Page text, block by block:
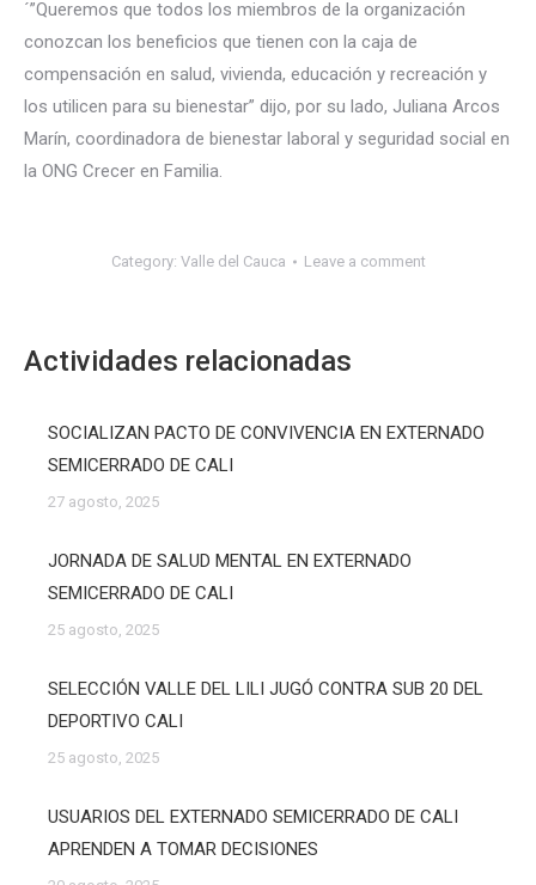
´”Queremos que todos los miembros de la organización
conozcan los beneficios que tienen con la caja de
compensación en salud, vivienda, educación y recreación y
los utilicen para su bienestar” dijo, por su lado, Juliana Arcos
Marín, coordinadora de bienestar laboral y seguridad social en
la ONG Crecer en Familia.
Category: Valle del Cauca Leave a comment
Actividades relacionadas
SOCIALIZAN PACTO DE CONVIVENCIA EN EXTERNADO
SEMICERRADO DE CALI
27 agosto, 2025
JORNADA DE SALUD MENTAL EN EXTERNADO
SEMICERRADO DE CALI
25 agosto, 2025
SELECCIÓN VALLE DEL LILI JUGÓ CONTRA SUB 20 DEL
DEPORTIVO CALI
25 agosto, 2025
USUARIOS DEL EXTERNADO SEMICERRADO DE CALI
APRENDEN A TOMAR DECISIONES